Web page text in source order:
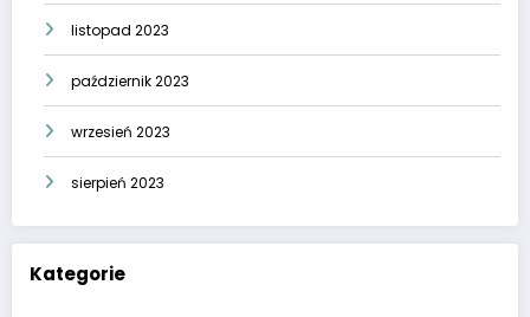
listopad 2023
październik 2023
wrzesień 2023
sierpień 2023
Kategorie